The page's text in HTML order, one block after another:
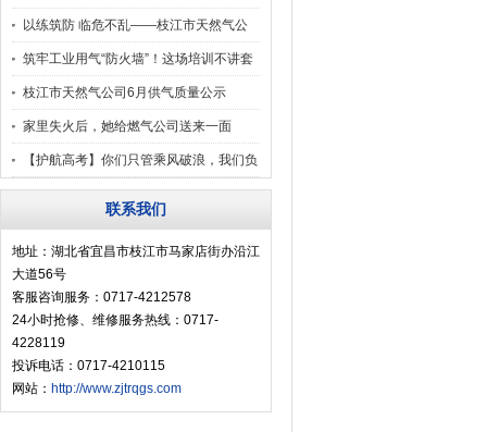
识、九错误认知
以练筑防 临危不乱——枝江市天然气公
司应急演练纪
筑牢工业用气“防火墙”！这场培训不讲套
话，只教“
枝江市天然气公司6月供气质量公示
家里失火后，她给燃气公司送来一面
旗……
【护航高考】你们只管乘风破浪，我们负
责气足压稳！
联系我们
地址：湖北省宜昌市枝江市马家店街办沿江
大道56号
客服咨询服务：0717-4212578
24小时抢修、维修服务热线：0717-
4228119
投诉电话：0717-4210115
网站： http://www.zjtrqgs.com